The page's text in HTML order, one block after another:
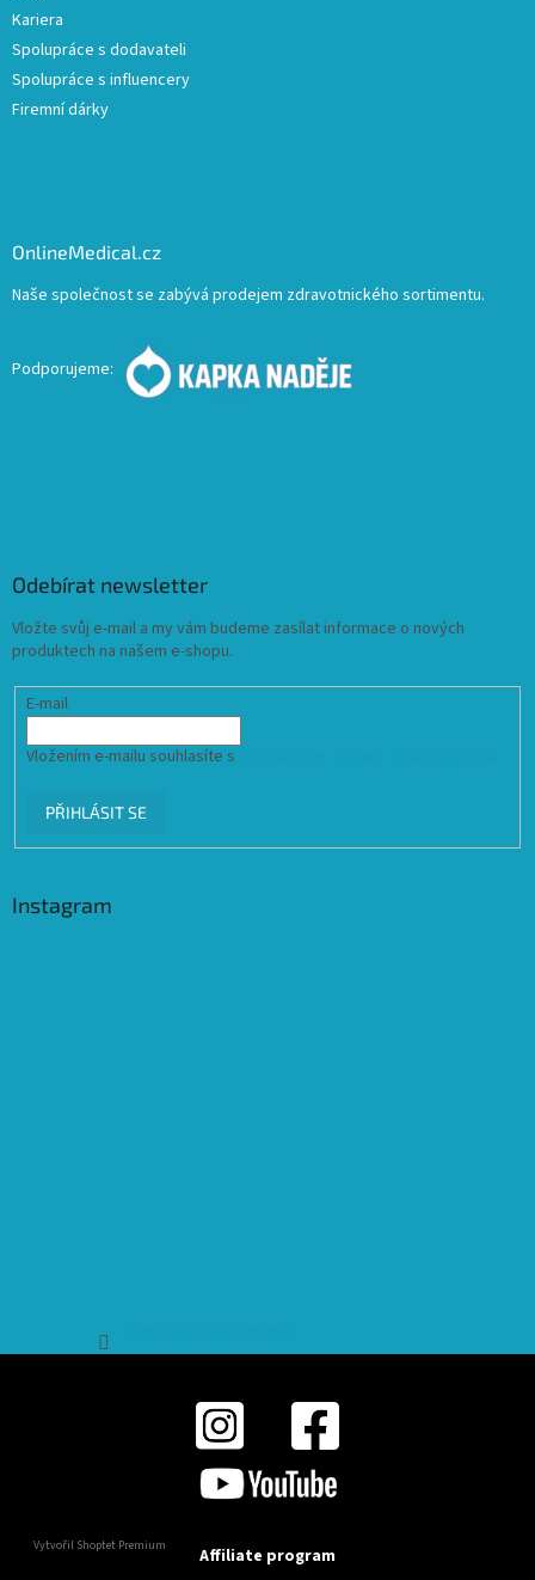
Kariera
Spolupráce s dodavateli
Spolupráce s influencery
Firemní dárky
OnlineMedical.cz
Naše společnost se zabývá prodejem zdravotnického sortimentu.
Podporujeme:
Odebírat newsletter
Vložte svůj e-mail a my vám budeme zasílat informace o nových
produktech na našem e-shopu.
E-mail
Vložením e-mailu souhlasíte s
PŘIHLÁSIT SE
Instagram
Vytvořil Shoptet Premium Affiliate program